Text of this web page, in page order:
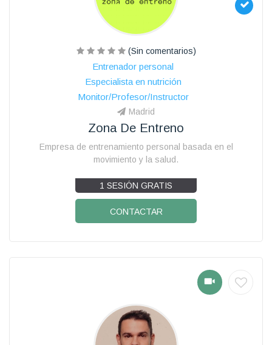
(Sin comentarios)
Entrenador personal
Especialista en nutrición
Monitor/Profesor/Instructor
Madrid
Zona De Entreno
Empresa de entrenamiento personal basada en el
movimiento y la salud.
1 SESIÓN GRATIS
CONTACTAR